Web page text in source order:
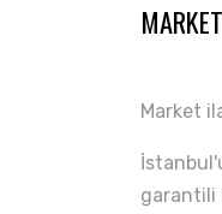
Market
garantili